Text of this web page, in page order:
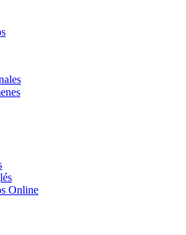
Online